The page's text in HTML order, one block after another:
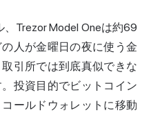
、Trezor Model Oneは約69
人が金曜日の夜に使う金
引所では到底真似できな
投資目的でビットコイン
ールドウォレットに移動